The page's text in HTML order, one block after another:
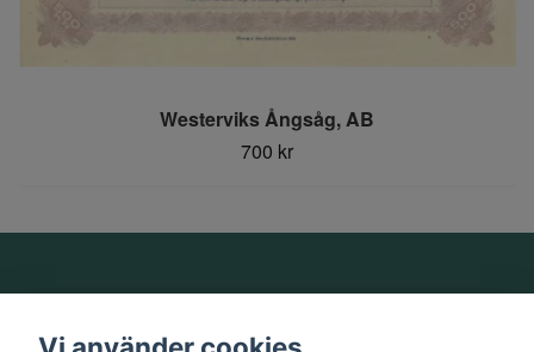
Westerviks Ångsåg, AB
700 kr